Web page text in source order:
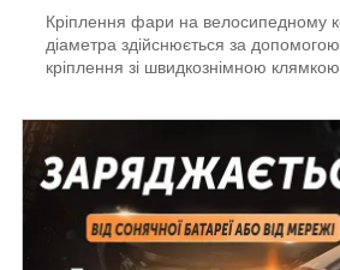
Кріплення фари на велосипедному
діаметра здійснюється за
кріплення зі швидкознімною клямкою.